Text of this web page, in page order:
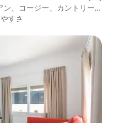
ン、コージー、カントリー
すさ